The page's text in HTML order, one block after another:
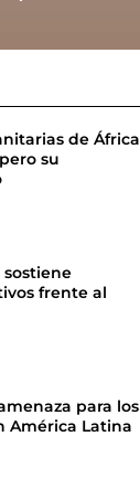
de África
su
frente al
para los
América Latina